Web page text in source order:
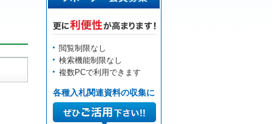
閲覧制限なし
検索機能制限なし
複数PCで利用できます
各種入札関連資料の収集に